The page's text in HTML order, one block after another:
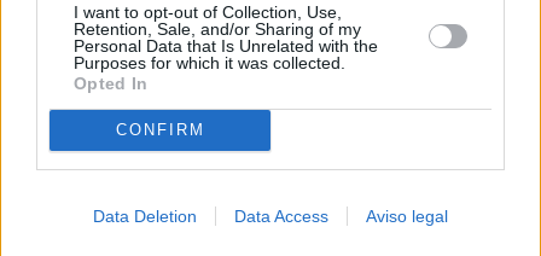
I want to opt-out of Collection, Use,
Retention, Sale, and/or Sharing of my
Personal Data that Is Unrelated with the
Purposes for which it was collected.
Opted In
CONFIRM
Data Deletion Data Access Aviso legal